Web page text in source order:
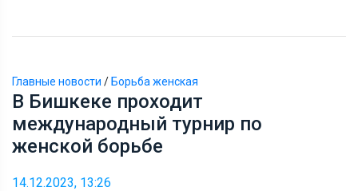
Главные новости / Борьба женская
В Бишкеке проходит
международный турнир по
женской борьбе
14.12.2023, 13:26